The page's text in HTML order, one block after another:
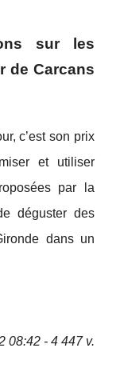
sur les
de Carcans
c’est son prix
et utiliser
par la
déguster des
dans un
08:42 - 4 447 v.